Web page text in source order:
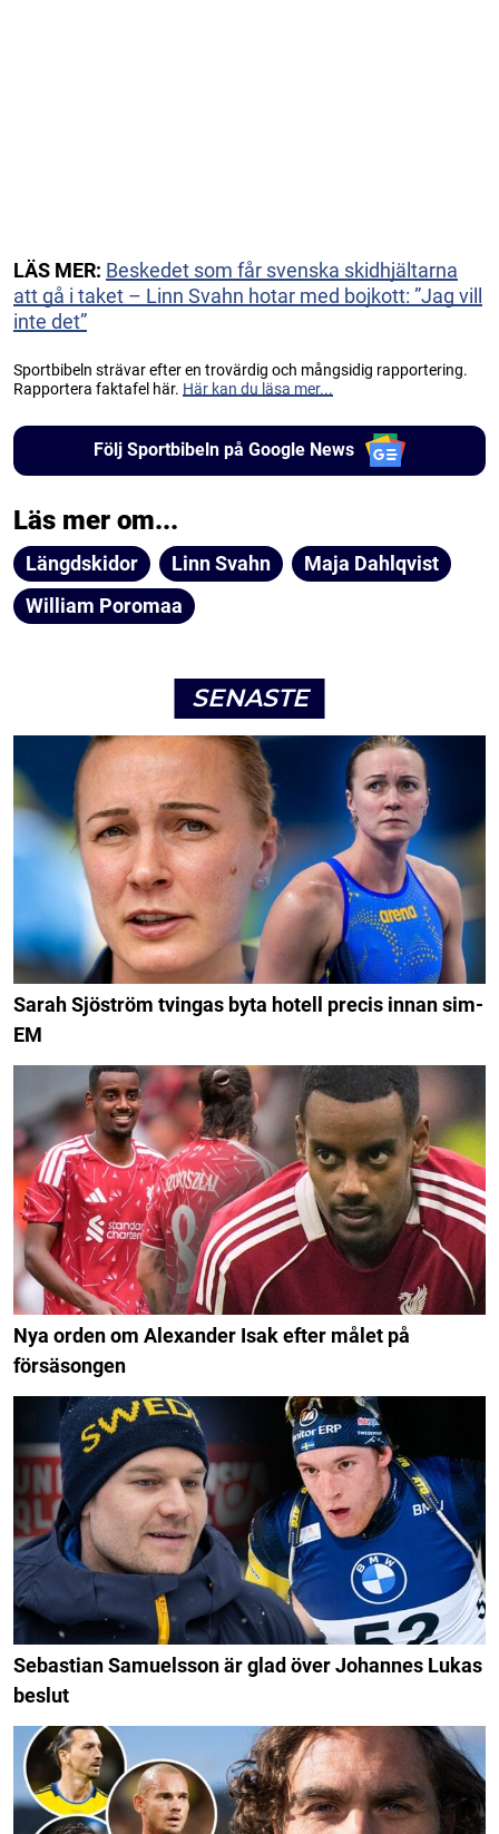
LÄS MER: Beskedet som får svenska skidhjältarna
att gå i taket – Linn Svahn hotar med bojkott: ”Jag vill
inte det”
Sportbibeln strävar efter en trovärdig och mångsidig rapportering.
Rapportera faktafel här. Här kan du läsa mer...
Följ Sportbibeln på Google News
Läs mer om...
Längdskidor Linn Svahn
Maja Dahlqvist
William Poromaa
SENASTE
Sarah Sjöström tvingas byta hotell precis innan sim-
EM
Nya orden om Alexander Isak efter målet på
försäsongen
Sebastian Samuelsson är glad över Johannes Lukas
beslut